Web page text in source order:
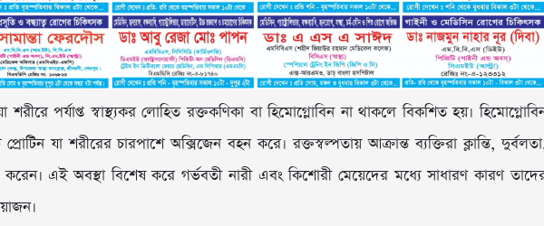
পর্যাপ্ত স্বাস্থ্যকর লোহিত রক্তকণিকা বা হিমোগ্লোবিন না থাকলে বিকশিত হয়।
যা শরীরের চারপাশে অক্সিজেন বহন করে। রক্তস্বল্পতায় আক্রান্ত ব্যক্তিরা ক্লান্তি,
এই অবস্থা বিশেষ করে গর্ভবতী নারী এবং কিশোরী মেয়েদের মধ্যে সাধারণ কারণ